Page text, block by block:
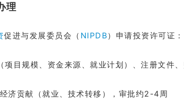
理
促进与发展委员会（ NIPDB）申请投资许可证：
项目规模、资金来源、就业计划）、注册文件
济贡献（就业、技术转移），审批约2-4周